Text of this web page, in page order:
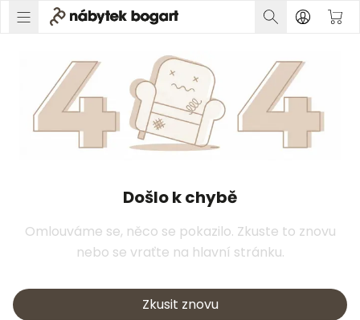
Došlo k chybě
Omlouváme se, něco se pokazilo. Zkuste to znovu
nebo se vraťte na hlavní stránku.
Zkusit znovu